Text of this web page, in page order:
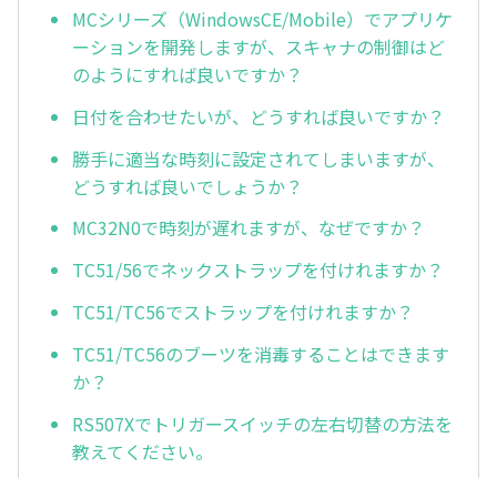
MCシリーズ（WindowsCE/Mobile）でアプリケ
ーションを開発しますが、スキャナの制御はど
のようにすれば良いですか？
日付を合わせたいが、どうすれば良いですか？
勝手に適当な時刻に設定されてしまいますが、
どうすれば良いでしょうか？
MC32N0で時刻が遅れますが、なぜですか？
TC51/56でネックストラップを付けれますか？
TC51/TC56でストラップを付けれますか？
TC51/TC56のブーツを消毒することはできます
か？
RS507Xでトリガースイッチの左右切替の方法を
教えてください。